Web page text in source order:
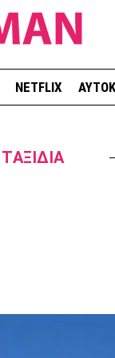
NETFLIX
ΤΑΞΊΔΙΑ